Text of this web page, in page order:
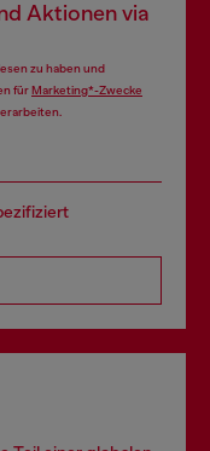
Aktionen via
zu haben und
fürMarketing*-Zwecke